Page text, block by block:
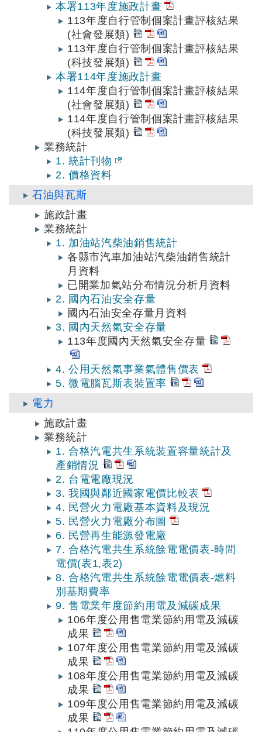
本署113年度施政計畫
113年度自行管制個案計畫評核結果
(社會發展類)
113年度自行管制個案計畫評核結果
(科技發展類)
本署114年度施政計畫
114年度自行管制個案計畫評核結果
(社會發展類)
114年度自行管制個案計畫評核結果
(科技發展類)
業務統計
1. 統計刊物
2. 價格資料
石油與瓦斯
施政計畫
業務統計
1. 加油站汽柴油銷售統計
各縣市汽車加油站汽柴油銷售統計
月資料
已開業加氣站分布情況分析月資料
2. 國內石油安全存量
國內石油安全存量月資料
3. 國內天然氣安全存量
113年度國內天然氣安全存量
4. 公用天然氣事業氣體售價表
5. 微電腦瓦斯表裝置率
電力
施政計畫
業務統計
1. 合格汽電共生系統裝置容量統計及
產銷情況
2. 台電電廠現況
3. 我國與鄰近國家電價比較表
4. 民營火力電廠基本資料及現況
5. 民營火力電廠分布圖
6. 民營再生能源發電廠
7. 合格汽電共生系統餘電電價表-時間
電價(表1,表2)
8. 合格汽電共生系統餘電電價表-燃料
別基期費率
9. 售電業年度節約用電及減碳成果
106年度公用售電業節約用電及減碳
成果
107年度公用售電業節約用電及減碳
成果
108年度公用售電業節約用電及減碳
成果
109年度公用售電業節約用電及減碳
成果